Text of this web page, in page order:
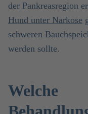
der Pankreasregion
Hund unter Narkose
schweren
werden sollte.
Welche